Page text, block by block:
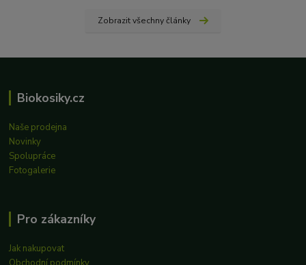
Zobrazit všechny články
Biokosiky.cz
Naše prodejna
Novinky
Spolupráce
Fotogalerie
Pro zákazníky
Jak nakupovat